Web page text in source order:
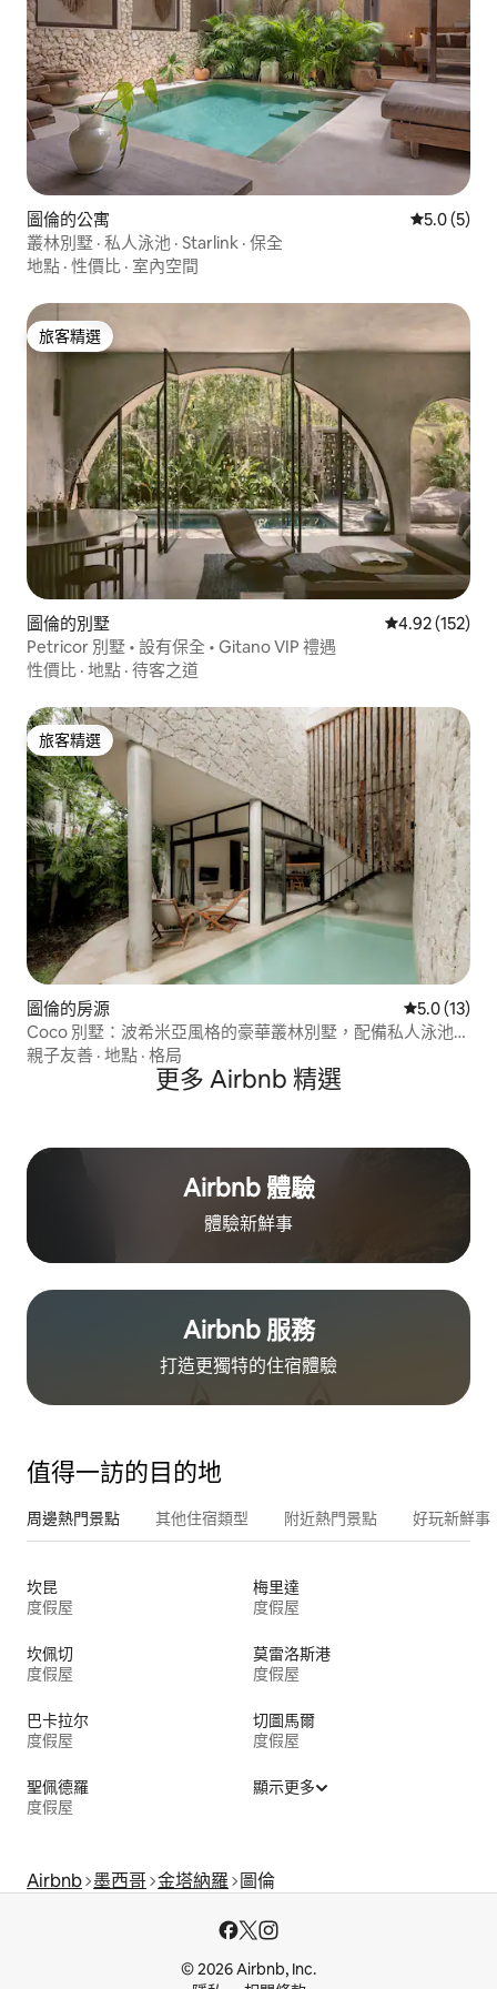
圖倫的公寓 從 5 則評
5.0 (5)
叢林別墅 · 私人泳池 · Starlink · 保全
地點 · 性價比 · 室內空間
旅客精選
旅客精選
圖倫的別墅 從 152 則評價
4.92 (152)
Petricor 別墅 • 設有保全 • Gitano VIP 禮遇
性價比 · 地點 · 待客之道
旅客精選
旅客精選
圖倫的房源 從 13 則評
5.0 (13)
Coco 別墅：波希米亞風格的豪華叢林別墅，配備私人泳池和
烤肉設備
親子友善 · 地點 · 格局
更多 Airbnb 精選
Airbnb 體驗
體驗新鮮事
Airbnb 服務
打造更獨特的住⁠宿⁠體⁠驗
值得一訪的目的地
周邊熱門景點 其他住宿類型 附近熱門景點 好玩新鮮事
坎昆
度假屋
梅里達
度假屋
坎佩切
度假屋
莫雷洛斯港
度假屋
巴卡拉尔
度假屋
切圖馬爾
度假屋
聖佩德羅
度假屋
顯示更多
Airbnb 墨西哥 金塔納羅 圖倫
© 2026 Airbnb, Inc.